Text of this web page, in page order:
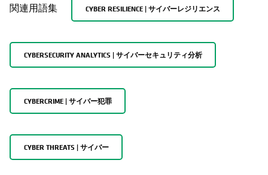
関連用語集 CYBER RESILIENCE | サイバーレジリエンス
CYBERSECURITY ANALYTICS | サイバーセキュリティ分析
CYBERCRIME | サイバー犯罪
CYBER THREATS | サイバー